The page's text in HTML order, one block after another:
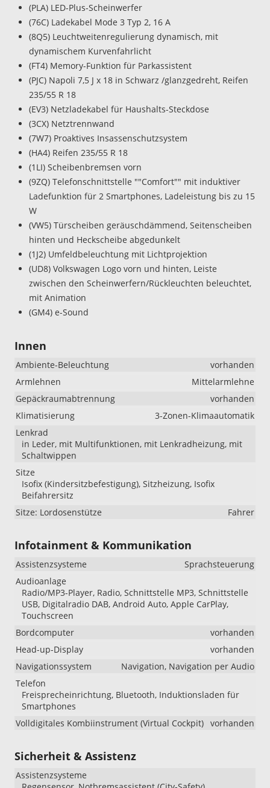
(PLA) LED-Plus-Scheinwerfer
(76C) Ladekabel Mode 3 Typ 2, 16 A
(8Q5) Leuchtweitenregulierung dynamisch, mit
dynamischem Kurvenfahrlicht
(FT4) Memory-Funktion für Parkassistent
(PJC) Napoli 7,5 J x 18 in Schwarz /glanzgedreht, Reifen
235/55 R 18
(EV3) Netzladekabel für Haushalts-Steckdose
(3CX) Netztrennwand
(7W7) Proaktives Insassenschutzsystem
(HA4) Reifen 235/55 R 18
(1LI) Scheibenbremsen vorn
(9ZQ) Telefonschnittstelle ""Comfort"" mit induktiver
Ladefunktion für 2 Smartphones, Ladeleistung bis zu 15
W
(VW5) Türscheiben geräuschdämmend, Seitenscheiben
hinten und Heckscheibe abgedunkelt
(1J2) Umfeldbeleuchtung mit Lichtprojektion
(UD8) Volkswagen Logo vorn und hinten, Leiste
zwischen den Scheinwerfern/Rückleuchten beleuchtet,
mit Animation
(GM4) e-Sound
Innen
Ambiente-Beleuchtung
vorhanden
Armlehnen
Mittelarmlehne
Gepäckraumabtrennung
vorhanden
Klimatisierung
3-Zonen-Klimaautomatik
Lenkrad
in Leder, mit Multifunktionen, mit Lenkradheizung, mit
Schaltwippen
Sitze
Isofix (Kindersitzbefestigung), Sitzheizung, Isofix
Beifahrersitz
Sitze: Lordosenstütze
Fahrer
Infotainment & Kommunikation
Assistenzsysteme
Sprachsteuerung
Audioanlage
Radio/MP3-Player, Radio, Schnittstelle MP3, Schnittstelle
USB, Digitalradio DAB, Android Auto, Apple CarPlay,
Touchscreen
Bordcomputer
vorhanden
Head-up-Display
vorhanden
Navigationssystem
Navigation, Navigation per Audio
Telefon
Freisprecheinrichtung, Bluetooth, Induktionsladen für
Smartphones
Volldigitales Kombiinstrument (Virtual Cockpit) vorhanden
Sicherheit & Assistenz
Assistenzsysteme